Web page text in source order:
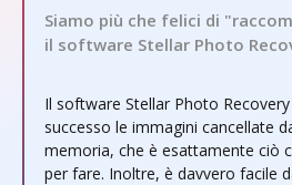
Siamo più che felici di
il software Stellar Photo
Il software Stellar Photo
successo le immagini cancellate
memoria, che è esattamente ciò
per fare. Inoltre, è davvero facile